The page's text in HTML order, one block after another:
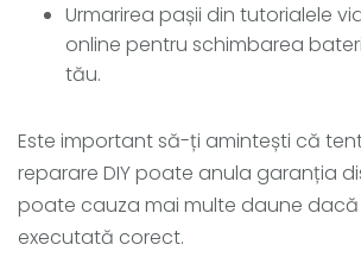
Urmarirea pașii din tutorialele
online pentru schimbarea
tău.
Este important să-ți amintești că
reparare DIY poate anula garanția
poate cauza mai multe daune dacă
executată corect.